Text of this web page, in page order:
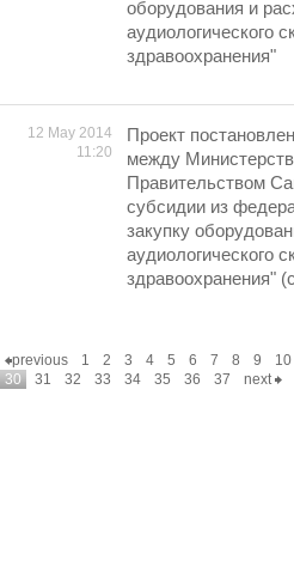
оборудования и
аудиологического
здравоохранения"
12 May 2014
11:20
Проект
между
Правительством
субсидии из
закупку
аудиологического
здравоохранения"
previous 1 2 3 4 5 6 7 8 9 10
30
31 32 33 34 35 36 37 next